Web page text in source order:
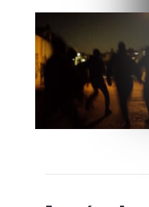
L
e
t
t
r